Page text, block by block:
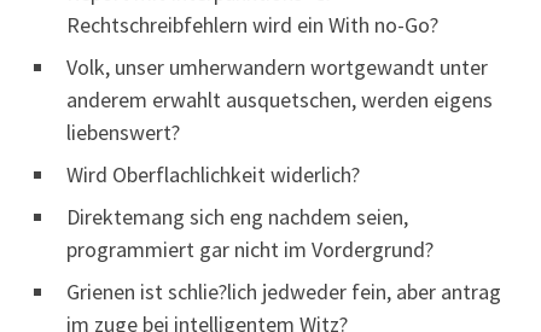
Rechtschreibfehlern wird ein With no-Go?
Volk, unser umherwandern wortgewandt unter
anderem erwahlt ausquetschen, werden eigens
liebenswert?
Wird Oberflachlichkeit widerlich?
Direktemang sich eng nachdem seien,
programmiert gar nicht im Vordergrund?
Grienen ist schlie?lich jedweder fein, aber antrag
im zuge bei intelligentem Witz?